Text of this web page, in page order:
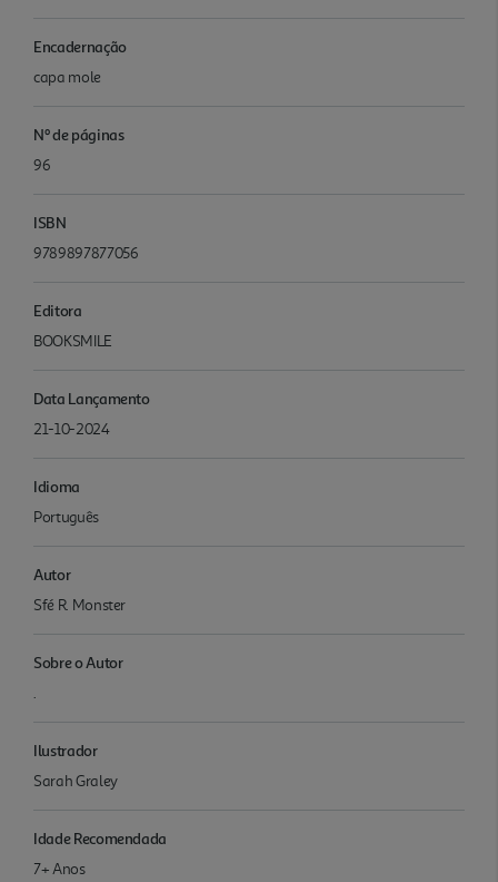
Encadernação
capa mole
Nº de páginas
96
ISBN
9789897877056
Editora
BOOKSMILE
Data Lançamento
21-10-2024
Idioma
Português
Autor
Sfé R. Monster
Sobre o Autor
.
Ilustrador
Sarah Graley
Idade Recomendada
7+ Anos